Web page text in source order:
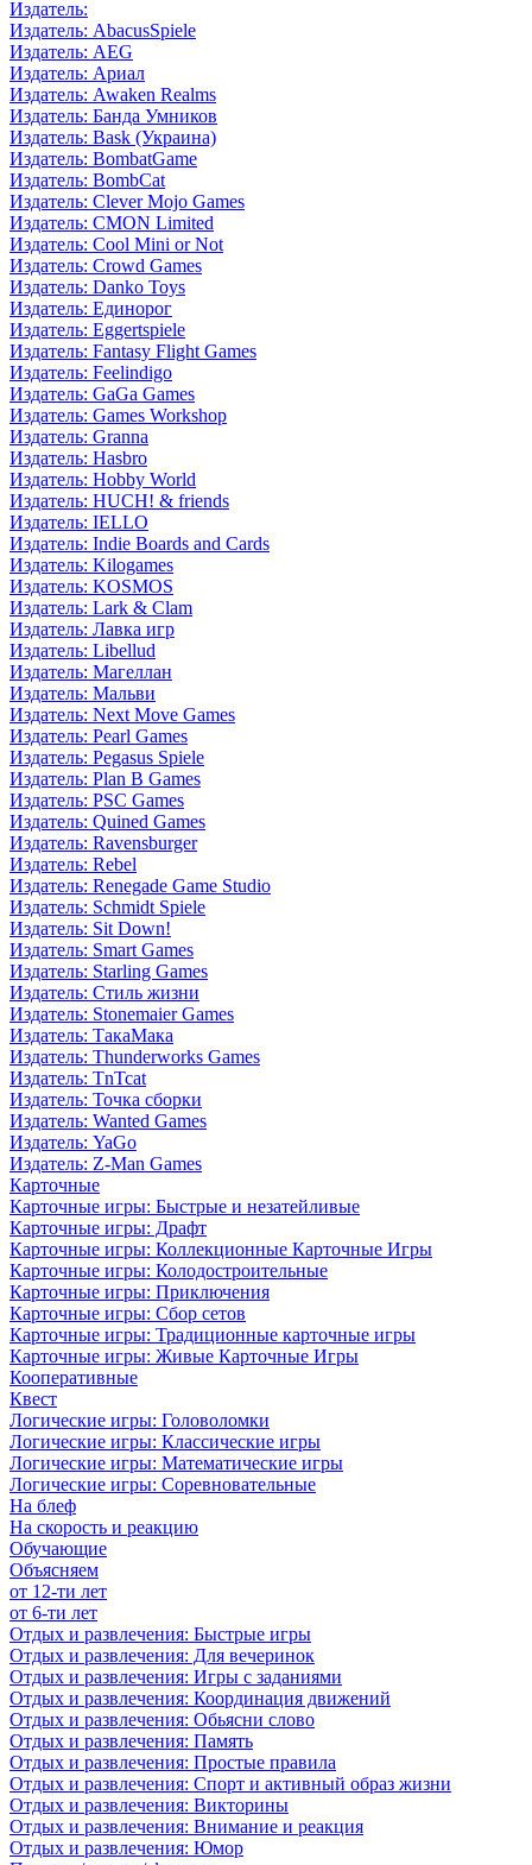
Издатель:
Издатель: AbacusSpiele
Издатель: AEG
Издатель: Ариал
Издатель: Awaken Realms
Издатель: Банда Умников
Издатель: Bask (Украина)
Издатель: BombatGame
Издатель: BombCat
Издатель: Clever Mojo Games
Издатель: CMON Limited
Издатель: Cool Mini or Not
Издатель: Crowd Games
Издатель: Danko Toys
Издатель: Единорог
Издатель: Eggertspiele
Издатель: Fantasy Flight Games
Издатель: Feelindigo
Издатель: GaGa Games
Издатель: Games Workshop
Издатель: Granna
Издатель: Hasbro
Издатель: Hobby World
Издатель: HUCH! & friends
Издатель: IELLO
Издатель: Indie Boards and Cards
Издатель: Kilogames
Издатель: KOSMOS
Издатель: Lark & Clam
Издатель: Лавка игр
Издатель: Libellud
Издатель: Магеллан
Издатель: Мальви
Издатель: Next Move Games
Издатель: Pearl Games
Издатель: Pegasus Spiele
Издатель: Plan B Games
Издатель: PSC Games
Издатель: Quined Games
Издатель: Ravensburger
Издатель: Rebel
Издатель: Renegade Game Studio
Издатель: Schmidt Spiele
Издатель: Sit Down!
Издатель: Smart Games
Издатель: Starling Games
Издатель: Стиль жизни
Издатель: Stonemaier Games
Издатель: ТакаМака
Издатель: Thunderworks Games
Издатель: TnTcat
Издатель: Точка сборки
Издатель: Wanted Games
Издатель: YaGo
Издатель: Z-Man Games
Карточные
Карточные игры: Быстрые и незатейливые
Карточные игры: Драфт
Карточные игры: Коллекционные Карточные Игры
Карточные игры: Колодостроительные
Карточные игры: Приключения
Карточные игры: Сбор сетов
Карточные игры: Традиционные карточные игры
Карточные игры: Живые Карточные Игры
Кооперативные
Квест
Логические игры: Головоломки
Логические игры: Классические игры
Логические игры: Математические игры
Логические игры: Соревновательные
На блеф
На скорость и реакцию
Обучающие
Объясняем
от 12-ти лет
от 6-ти лет
Отдых и развлечения: Быстрые игры
Отдых и развлечения: Для вечеринок
Отдых и развлечения: Игры с заданиями
Отдых и развлечения: Координация движений
Отдых и развлечения: Обьясни слово
Отдых и развлечения: Память
Отдых и развлечения: Простые правила
Отдых и развлечения: Спорт и активный образ жизни
Отдых и развлечения: Викторины
Отдых и развлечения: Внимание и реакция
Отдых и развлечения: Юмор